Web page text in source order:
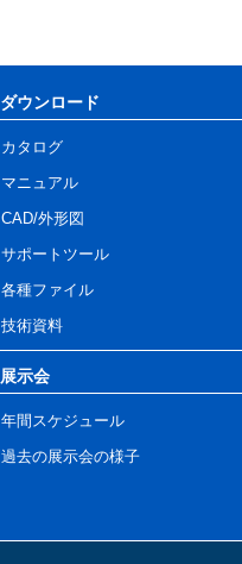
ダウンロード
カタログ
マニュアル
CAD/外形図
サポートツール
各種ファイル
技術資料
展示会
年間スケジュール
過去の展示会の様子